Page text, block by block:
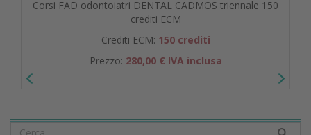
Corsi FAD odontoiatri DENTAL CADMOS triennale 150
crediti ECM
Crediti ECM: 150 crediti
Prezzo: 280,00 € IVA inclusa